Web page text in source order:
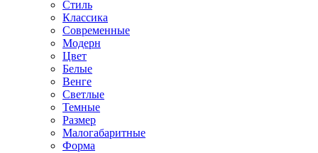
Стиль
Классика
Современные
Модерн
Цвет
Белые
Венге
Светлые
Темные
Размер
Малогабаритные
Форма